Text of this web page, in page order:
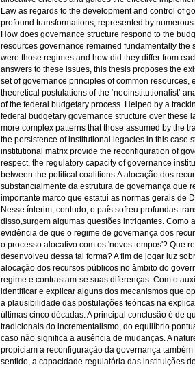
Law as regards to the development and control of
profound transformations, represented by
How does governance structure respond to the
resources governance remained fundamentally the
were those regimes and how did they differ from
answers to these issues, this thesis proposes the
set of governance principles of common resources,
theoretical postulations of the ‘neoinstitutionalist’
of the federal budgetary process. Helped by a
federal budgetary governance structure over these
more complex patterns that those assumed by the
the persistence of institutional legacies in this case
institutional matrix provide the reconfiguration of
respect, the regulatory capacity of governance
between the political coalitions.A alocação dos
substancialmente da estrutura de governança que
importante marco que estatui as normas gerais de
Nesse ínterim, contudo, o país sofreu profundas
disso,surgem algumas questões intrigantes. Como
evidência de que o regime de governança dos
o processo alocativo com os 'novos tempos'? Que
desenvolveu dessa tal forma? A fim de jogar luz
alocação dos recursos públicos no âmbito do
regime e contrastam-se suas diferenças. Com o
identificar e explicar alguns dos mecanismos que
a plausibilidade das postulações teóricas na
últimas cinco décadas. A principal conclusão é de
tradicionais do incrementalismo, do equilíbrio
caso não significa a ausência de mudanças. A
propiciam a reconfiguração da governança
sentido, a capacidade regulatória das instituições